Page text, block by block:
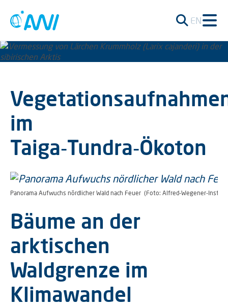
EN
im
Taiga‑Tundra‑Ökoton
Panorama Aufwuchs nördlicher Wald nach Feuer (Foto: Alfred-Wegener-
Bäume an der
arktischen
Waldgrenze im
Klimawandel